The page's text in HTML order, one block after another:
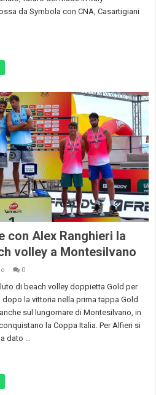
da Symbola con CNA, Casartigiani
con Alex Ranghieri la
volley a Montesilvano
0
di beach volley doppietta Gold per
dopo la vittoria nella prima tappa Gold
sul lungomare di Montesilvano, in
la Coppa Italia. Per Alfieri si
dato …